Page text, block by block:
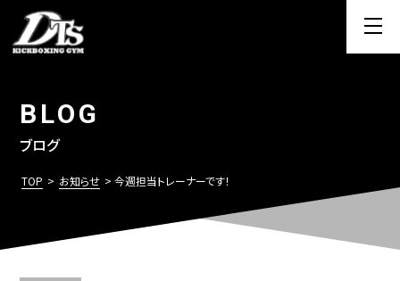
BLOG
ブログ
TOP > お知らせ > 今週担当トレーナーです！